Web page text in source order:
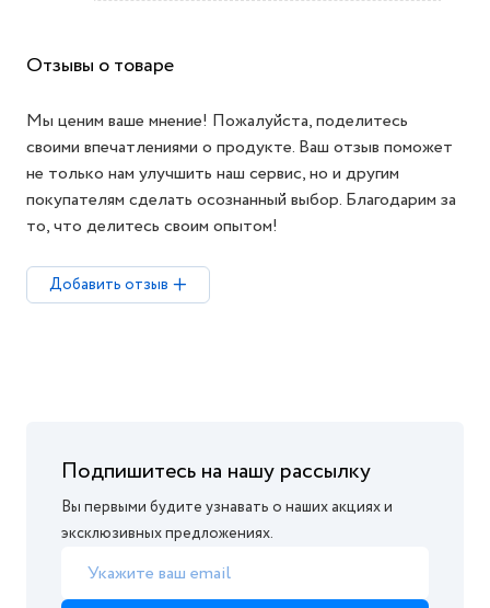
Отзывы о товаре
Мы ценим ваше мнение! Пожалуйста, поделитесь
своими впечатлениями о продукте. Ваш отзыв поможет
не только нам улучшить наш сервис, но и другим
покупателям сделать осознанный выбор. Благодарим за
то, что делитесь своим опытом!
Добавить отзыв
Подпишитесь на нашу рассылку
Вы первыми будите узнавать о наших акциях и
эксклюзивных предложениях.